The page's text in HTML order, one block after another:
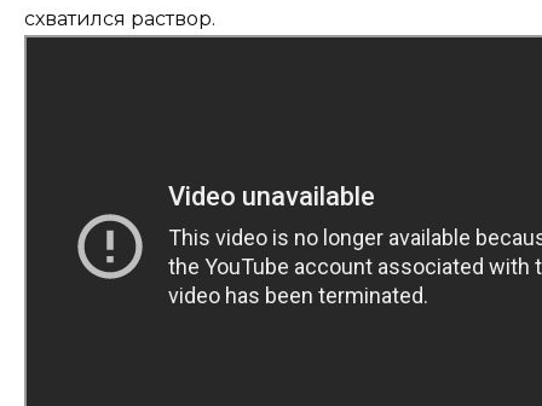
схватился раствор.